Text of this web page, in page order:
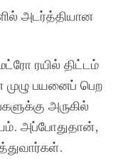
அடர்த்தியான
ரயில் திட்டம்
முழு பயனைப் பெற
அருகில்
அப்போதுதான்,